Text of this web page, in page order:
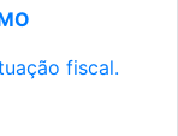
fiscal.